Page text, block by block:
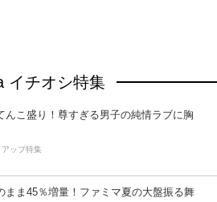
イチオシ特集
んこ盛り！尊すぎる男子の純情ラブに胸
アップ特集
まま45％増量！ファミマ夏の大盤振る舞